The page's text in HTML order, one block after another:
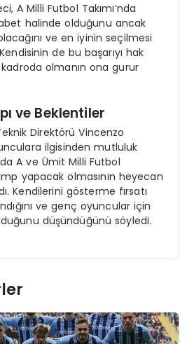
A Milli Futbol Takımı’nda
halinde olduğunu ancak
ve en iyinin seçilmesi
de bu başarıyı hak
olmanın ona gurur
ve Beklentiler
Direktörü Vincenzo
ilgisinden mutluluk
A ve Ümit Milli Futbol
yapacak olmasının heyecan
Kendilerini gösterme fırsatı
ve genç oyuncular için
düşündüğünü söyledi.